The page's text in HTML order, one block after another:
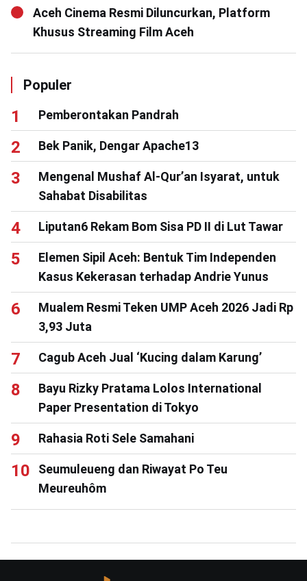
Aceh Cinema Resmi Diluncurkan, Platform
Khusus Streaming Film Aceh
Populer
Pemberontakan Pandrah
Bek Panik, Dengar Apache13
Mengenal Mushaf Al-Qur’an Isyarat, untuk
Sahabat Disabilitas
Liputan6 Rekam Bom Sisa PD II di Lut Tawar
Elemen Sipil Aceh: Bentuk Tim Independen
Kasus Kekerasan terhadap Andrie Yunus
Mualem Resmi Teken UMP Aceh 2026 Jadi Rp
3,93 Juta
Cagub Aceh Jual ‘Kucing dalam Karung’
Bayu Rizky Pratama Lolos International
Paper Presentation di Tokyo
Rahasia Roti Sele Samahani
Seumuleueng dan Riwayat Po Teu
Meureuhôm